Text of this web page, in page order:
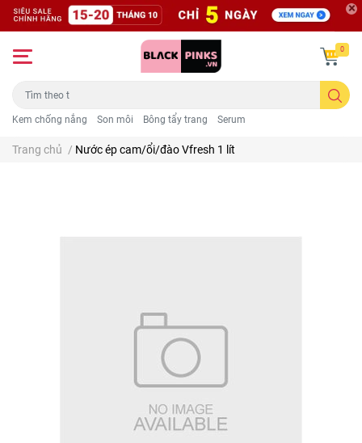
Kem chống nắng Son môi Bông tẩy trang Serum
0
Trang chủ / Nước ép cam/ổi/đào Vfresh 1 lít